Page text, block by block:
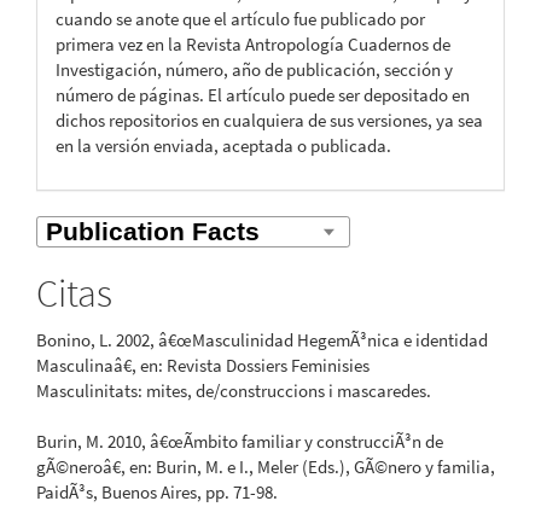
cuando se anote que el artículo fue publicado por
primera vez en la Revista Antropología Cuadernos de
Investigación, número, año de publicación, sección y
número de páginas. El artículo puede ser depositado en
dichos repositorios en cualquiera de sus versiones, ya sea
en la versión enviada, aceptada o publicada.
Citas
Bonino, L. 2002, â€œMasculinidad HegemÃ³nica e identidad
Masculinaâ€, en: Revista Dossiers Feminisies
Masculinitats: mites, de/construccions i mascaredes.
Burin, M. 2010, â€œÃmbito familiar y construcciÃ³n de
gÃ©neroâ€, en: Burin, M. e I., Meler (Eds.), GÃ©nero y familia,
PaidÃ³s, Buenos Aires, pp. 71-98.